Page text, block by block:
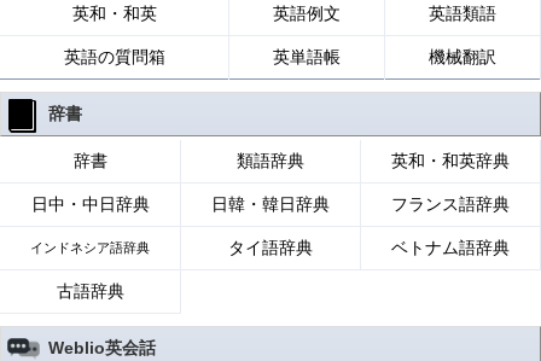
英和・和英 英語例文 英語類語
英語の質問箱 英単語帳 機械翻訳
辞書
辞書 類語辞典 英和・和英辞典
日中・中日辞典 日韓・韓日辞典 フランス語辞典
インドネシア語辞典 タイ語辞典 ベトナム語辞典
古語辞典
Weblio英会話